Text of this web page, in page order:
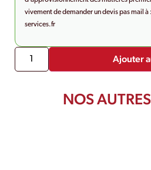
vivement de demander un devis pas mail à :
services.fr
Ajouter
NOS